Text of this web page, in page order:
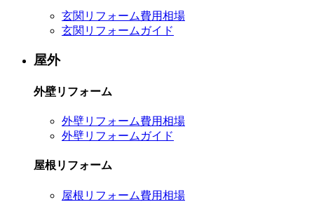
玄関リフォーム費用相場
玄関リフォームガイド
屋外
外壁リフォーム
外壁リフォーム費用相場
外壁リフォームガイド
屋根リフォーム
屋根リフォーム費用相場